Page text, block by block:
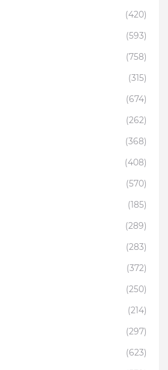
(420)
(593)
(758)
(315)
(674)
(262)
(368)
(408)
(570)
(185)
(289)
(283)
(372)
(250)
(214)
(297)
(623)